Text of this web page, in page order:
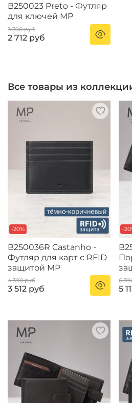
B250023 Preto - Футляр
для ключей MP
3 390 руб
2 712 руб
Все товары из
-20%
B250036R Castanho -
Футляр для карт с RFID
защитой MP
4 390 руб
3 512 руб
-
6
5